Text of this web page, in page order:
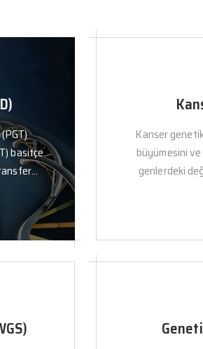
basitçe
Kanser
büyümesini ve
genlerdeki